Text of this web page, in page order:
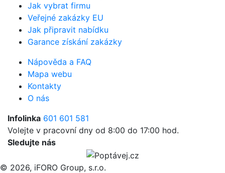
Jak vybrat firmu
Veřejné zakázky EU
Jak připravit nabídku
Garance získání zakázky
Nápověda a FAQ
Mapa webu
Kontakty
O nás
Infolinka 601 601 581
Volejte v pracovní dny od 8:00 do 17:00 hod.
Sledujte nás
© 2026, iFORO Group, s.r.o.